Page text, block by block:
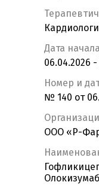
Дата
06.04.2026 -
Номер и
№ 140 от
ООО «Р-